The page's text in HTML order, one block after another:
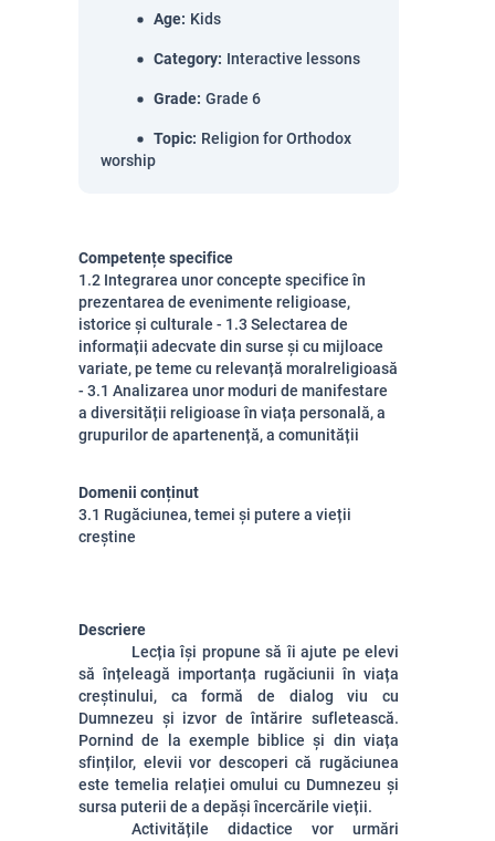
Age: Kids
Category: Interactive lessons
Grade: Grade 6
Topic: Religion for Orthodox
worship
Competențe specifice
1.2 Integrarea unor concepte specifice în
prezentarea de evenimente religioase,
istorice și culturale - 1.3 Selectarea de
informații adecvate din surse și cu mijloace
variate, pe teme cu relevanță moralreligioasă
- 3.1 Analizarea unor moduri de manifestare
a diversității religioase în viața personală, a
grupurilor de apartenență, a comunității
Domenii conținut
3.1 Rugăciunea, temei și putere a vieții
creștine
Descriere
Lecția își propune să îi ajute pe elevi
să înțeleagă importanța rugăciunii în viața
creștinului, ca formă de dialog viu cu
Dumnezeu și izvor de întărire sufletească.
Pornind de la exemple biblice și din viața
sfinților, elevii vor descoperi că rugăciunea
este temelia relației omului cu Dumnezeu și
sursa puterii de a depăși încercările vieții.
Activitățile didactice vor urmări